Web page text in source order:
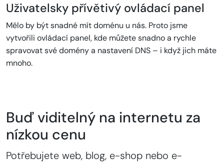
Uživatelsky přívětivý ovládací panel
Mělo by být snadné mít doménu u nás. Proto jsme
vytvořili ovládací panel, kde můžete snadno a rychle
spravovat své domény a nastavení DNS – i když jich máte
mnoho.
Buď viditelný na internetu za
nízkou cenu
Potřebujete web, blog, e-shop nebo e-